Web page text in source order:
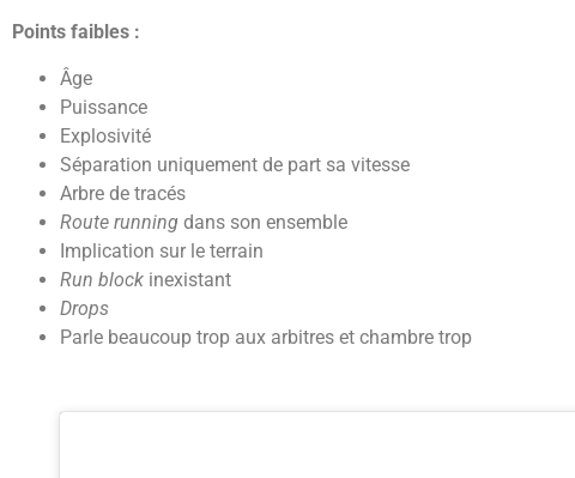
Points faibles :
Âge
Puissance
Explosivité
Séparation uniquement de part sa vitesse
Arbre de tracés
Route running dans son ensemble
Implication sur le terrain
Run block inexistant
Drops
Parle beaucoup trop aux arbitres et chambre trop